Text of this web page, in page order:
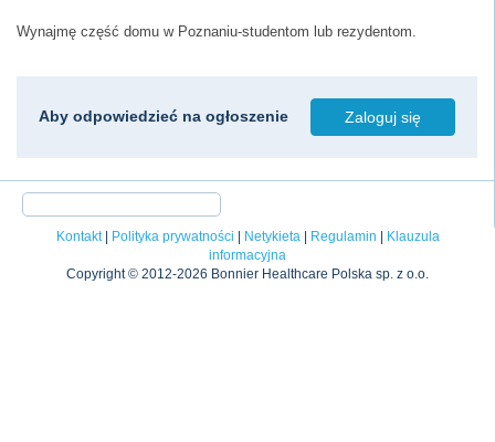
Wynajmę część domu w Poznaniu-studentom lub rezydentom.
Aby odpowiedzieć na ogłoszenie Zaloguj się
Kontakt| Polityka prywatności Netykieta| Regulamin
Klauzula
informacyjna
Copyright © 2012-2026 Bonnier Healthcare Polska sp. z o.o.